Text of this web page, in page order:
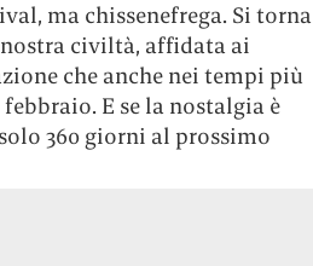
ma chissenefrega. Si torna
civiltà, affidata ai
che anche nei tempi più
E se la nostalgia è
360 giorni al prossimo